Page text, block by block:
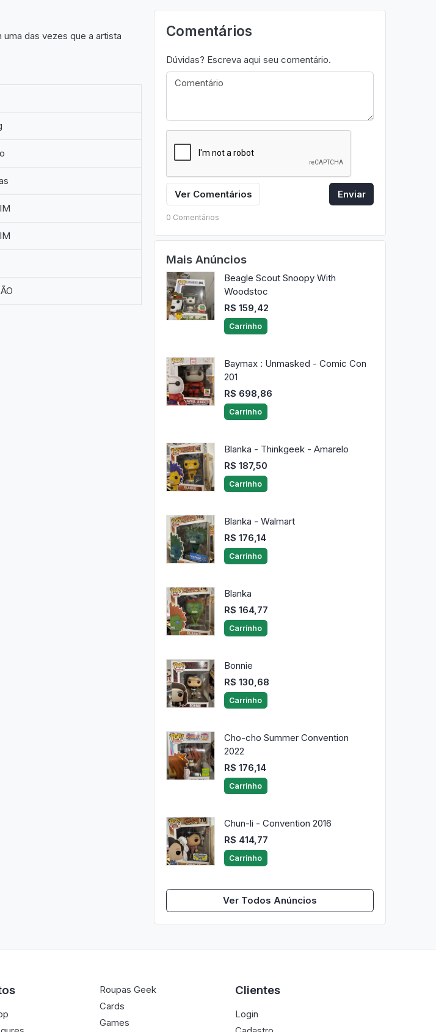
das vezes que a artista
Comentários
Dúvidas? Escreva aqui seu comentário.
Ver Comentários Enviar
0 Comentários
Mais Anúncios
Beagle Scout Snoopy With
Woodstoc
R$ 159,42
Carrinho
Baymax : Unmasked - Comic Con
201
R$ 698,86
Carrinho
Blanka - Thinkgeek - Amarelo
R$ 187,50
Carrinho
Blanka - Walmart
R$ 176,14
Carrinho
Blanka
R$ 164,77
Carrinho
Bonnie
R$ 130,68
Carrinho
Cho-cho Summer Convention
2022
R$ 176,14
Carrinho
Chun-li - Convention 2016
R$ 414,77
Carrinho
Ver Todos Anúncios
Roupas Geek
Cards
Games
Clientes
Login